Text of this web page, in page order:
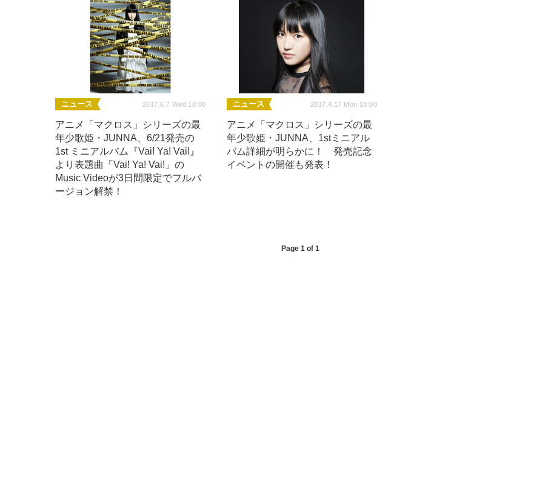
ニュース 2017.6.7 Wed 18:00
アニメ「マクロス」シリーズの最
年少歌姫・JUNNA、6/21発売の
1st ミニアルバム『Vai! Ya! Vai!』
より表題曲「Vai! Ya! Vai!」の
Music Videoが3日間限定でフルバ
ージョン解禁！
ニュース 2017.4.17 Mon 18:00
アニメ「マクロス」シリーズの最
年少歌姫・JUNNA、1stミニアル
バム詳細が明らかに！ 発売記念
イベントの開催も発表！
Page 1 of 1